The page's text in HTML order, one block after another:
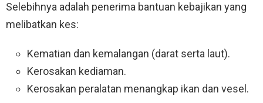
Selebihnya adalah penerima bantuan kebajikan yang
melibatkan kes:
Kematian dan kemalangan (darat serta laut).
Kerosakan kediaman.
Kerosakan peralatan menangkap ikan dan vesel.